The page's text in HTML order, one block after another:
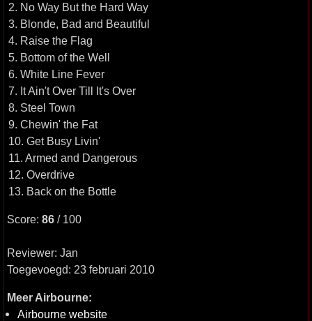
2. No Way But the Hard Way
3. Blonde, Bad and Beautiful
4. Raise the Flag
5. Bottom of the Well
6. White Line Fever
7. It Ain't Over Till It's Over
8. Steel Town
9. Chewin' the Fat
10. Get Busy Livin'
11. Armed and Dangerous
12. Overdrive
13. Back on the Bottle
Score: 86 / 100
Reviewer: Jan
Toegevoegd: 23 februari 2010
Meer Airbourne:
Airbourne website